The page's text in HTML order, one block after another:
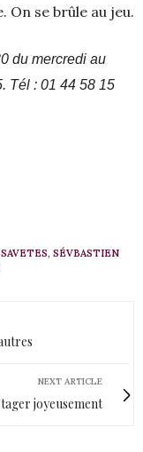
On se brûle au jeu.
du mercredi au
Tél : 01 44 58 15
, SÉVBASTIEN
NEXT ARTICLE
joyeusement